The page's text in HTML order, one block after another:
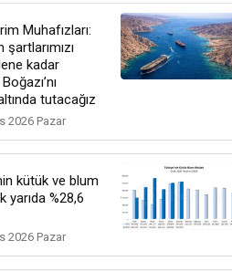
Muhafızları:
kadar
tutacağız
2026 Pazar
kütük ve blum
yarıda %28,6
2026 Pazar